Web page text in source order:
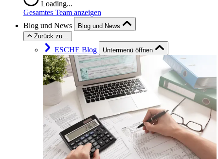
Loading...
Gesamtes Team anzeigen
Blog und News
Blog und News
Zurück zu...
ESCHE Blog Untermenü öffnen